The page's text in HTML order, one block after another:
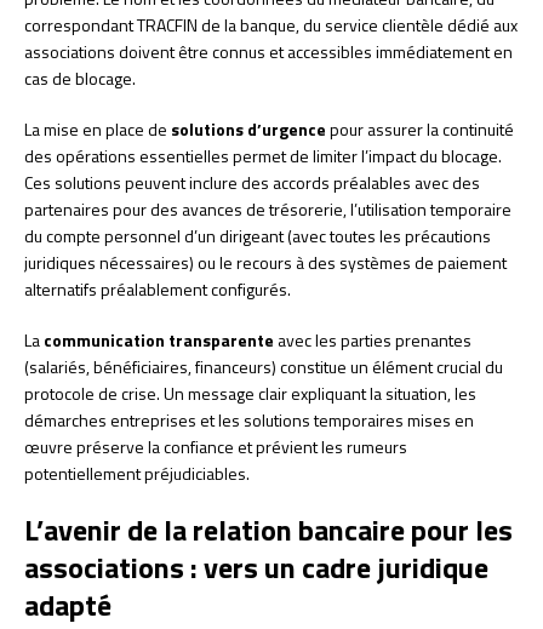
correspondant TRACFIN de la banque, du service clientèle dédié aux
associations doivent être connus et accessibles immédiatement en
cas de blocage.
La mise en place de solutions d’urgencepour assurer la continuité
des opérations essentielles permet de limiter l’impact du blocage.
Ces solutions peuvent inclure des accords préalables avec des
partenaires pour des avances de trésorerie, l’utilisation temporaire
du compte personnel d’un dirigeant (avec toutes les précautions
juridiques nécessaires) ou le recours à des systèmes de paiement
alternatifs préalablement configurés.
Lacommunication transparente avec les parties prenantes
(salariés, bénéficiaires, financeurs) constitue un élément crucial du
protocole de crise. Un message clair expliquant la situation, les
démarches entreprises et les solutions temporaires mises en
œuvre préserve la confiance et prévient les rumeurs
potentiellement préjudiciables.
L’avenir de la relation bancaire pour les
associations : vers un cadre juridique
adapté